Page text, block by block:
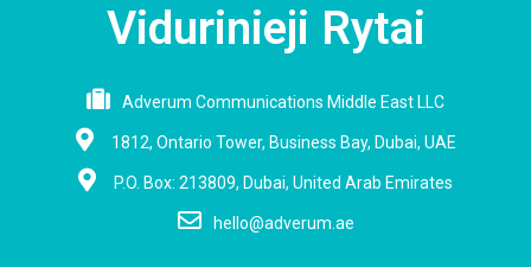
Vidurinieji Rytai
Adverum Communications Middle East LLC
1812, Ontario Tower, Business Bay, Dubai, UAE
P.O. Box: 213809, Dubai, United Arab Emirates
hello@adverum.ae